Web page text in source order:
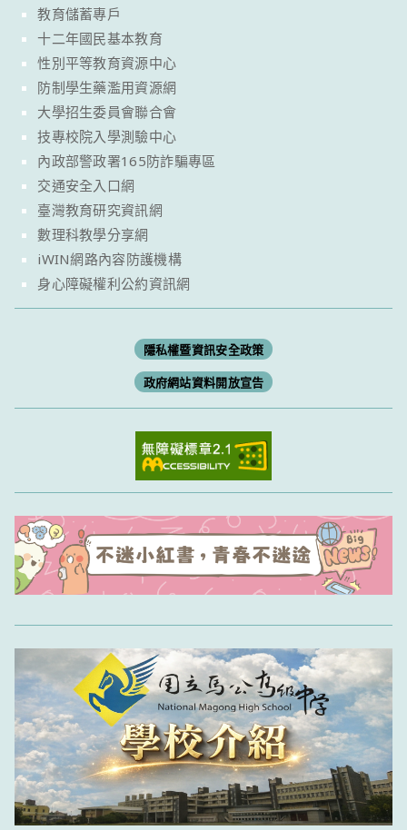
教育儲蓄專戶
十二年國民基本教育
性別平等教育資源中心
防制學生藥濫用資源網
大學招生委員會聯合會
技專校院入學測驗中心
內政部警政署165防詐騙專區
交通安全入口網
臺灣教育研究資訊網
數理科教學分享網
iWIN網路內容防護機構
身心障礙權利公約資訊網
隱私權暨資訊安全政策
政府網站資料開放宣告